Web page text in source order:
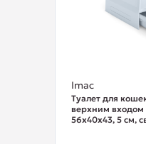
Imac
Туалет для
верхним входом
56х40х43, 5 см,